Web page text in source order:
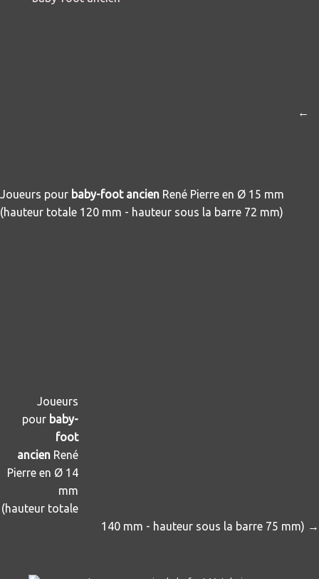
←
Joueurs pour baby-foot ancien René Pierre en Ø 15 mm
(hauteur totale 120 mm - hauteur sous la barre 72 mm)
Joueurs
pour baby-
foot
ancien René
Pierre en Ø 14
mm
(hauteur totale
140 mm - hauteur sous la barre 75 mm) →